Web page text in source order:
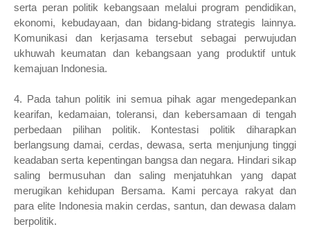
serta peran politik kebangsaan melalui program pendidikan,
ekonomi, kebudayaan, dan bidang-bidang strategis lainnya.
Komunikasi dan kerjasama tersebut sebagai perwujudan
ukhuwah keumatan dan kebangsaan yang produktif untuk
kemajuan Indonesia.
4. Pada tahun politik ini semua pihak agar mengedepankan
kearifan, kedamaian, toleransi, dan kebersamaan di tengah
perbedaan pilihan politik. Kontestasi politik diharapkan
berlangsung damai, cerdas, dewasa, serta menjunjung tinggi
keadaban serta kepentingan bangsa dan negara. Hindari sikap
saling bermusuhan dan saling menjatuhkan yang dapat
merugikan kehidupan Bersama. Kami percaya rakyat dan
para elite Indonesia makin cerdas, santun, dan dewasa dalam
berpolitik.